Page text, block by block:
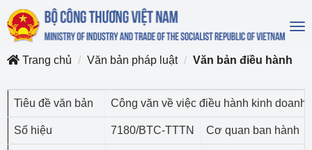
Trang chủ
Văn bản pháp luật Văn bản điều hành
Tiêu đề văn bản Công văn về việc điều hành kinh doanh
Số hiệu 7180/BTC-TTTN Cơ quan ban hành